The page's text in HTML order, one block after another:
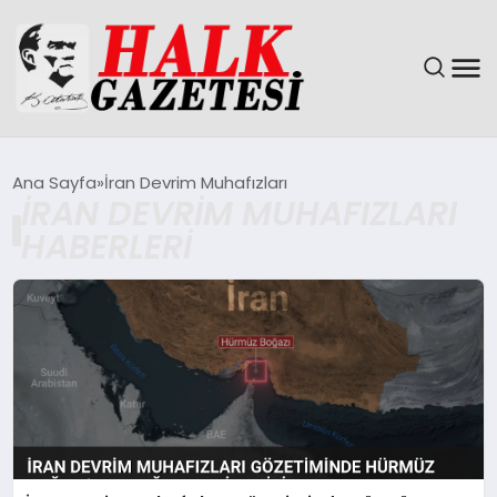
EĞITIM
EKONOMI
MAGAZIN
SAĞLIK
Ana Sayfa İran Devrim Muhafızları